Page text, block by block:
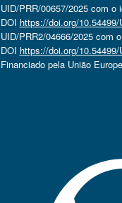
UID/PRR/00657/2025 com o
DOI https://doi.org/
UID/PRR2/04666/2025 com
DOI https://doi.org/
Financiado pela União